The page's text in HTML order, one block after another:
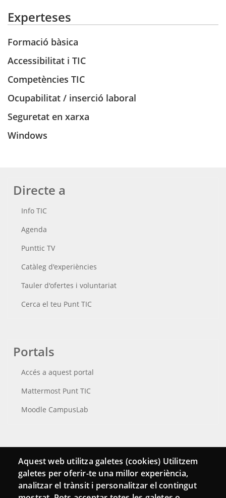
Experteses
Formació bàsica
Accessibilitat i TIC
Competències TIC
Ocupabilitat / inserció laboral
Seguretat en xarxa
Windows
Directe a
Info TIC
Agenda
Punttic TV
Catàleg d'experiències
Tauler d'ofertes i voluntariat
Cerca el teu Punt TIC
Portals
Accés a aquest portal
Mattermost Punt TIC
Moodle CampusLab
Connecta
Bustia de contacte
Aquest web utilitza galetes (cookies) Utilitzem
galetes per oferir-te una millor experiència,
analitzar el trànsit i personalitzar el contingut